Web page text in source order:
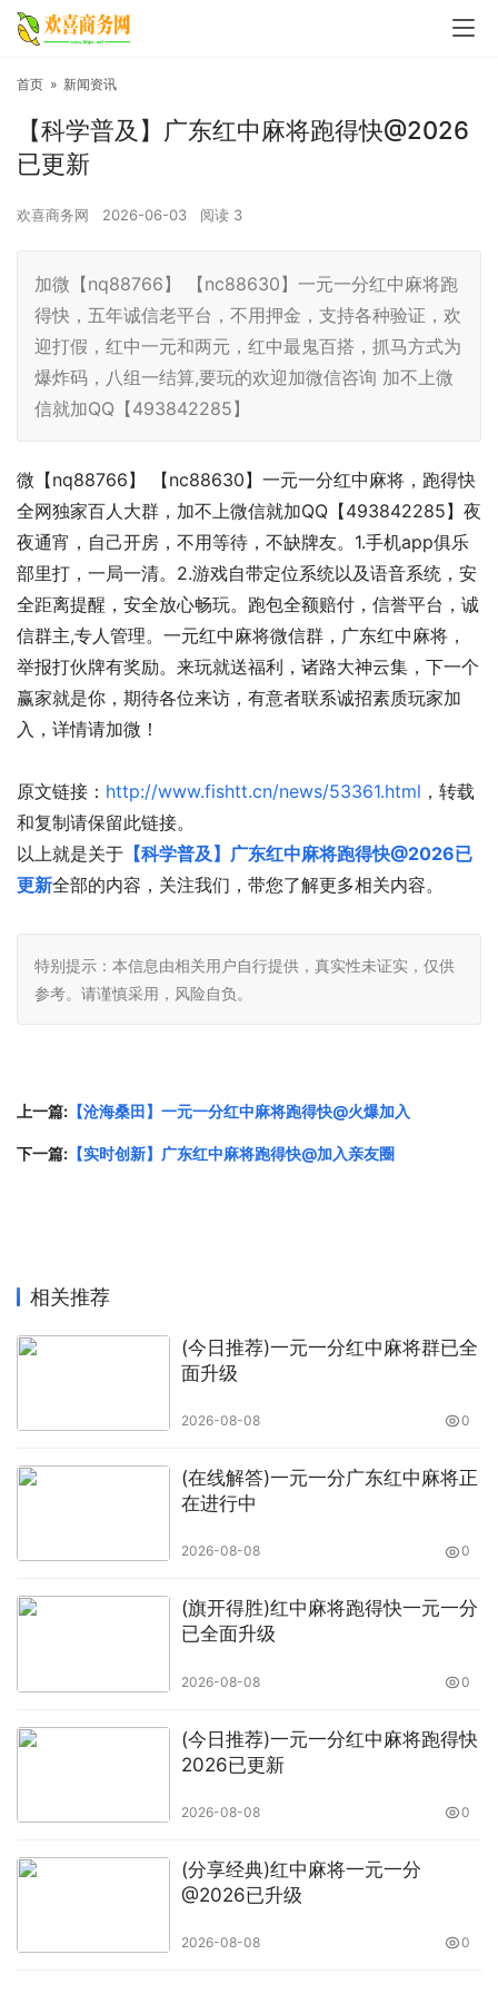
首页 » 新闻资讯
【科学普及】广东红中麻将跑得快@2026
已更新
欢喜商务网 2026-06-03 阅读 3
加微【nq88766】 【nc88630】一元一分红中麻将跑
得快，五年诚信老平台，不用押金，支持各种验证，欢
迎打假，红中一元和两元，红中最鬼百搭，抓马方式为
爆炸码，八组一结算,要玩的欢迎加微信咨询 加不上微
信就加QQ【493842285】
微【nq88766】 【nc88630】一元一分红中麻将，跑得快
全网独家百人大群，加不上微信就加QQ【493842285】夜
夜通宵，自己开房，不用等待，不缺牌友。1.手机app俱乐
部里打，一局一清。2.游戏自带定位系统以及语音系统，安
全距离提醒，安全放心畅玩。跑包全额赔付，信誉平台，诚
信群主,专人管理。一元红中麻将微信群，广东红中麻将，
举报打伙牌有奖励。来玩就送福利，诸路大神云集，下一个
赢家就是你，期待各位来访，有意者联系诚招素质玩家加
入，详情请加微！
原文链接： http://www.fishtt.cn/news/53361.html ，转载
和复制请保留此链接。
以上就是关于 【科学普及】广东红中麻将跑得快@2026已
更新全部的内容，关注我们，带您了解更多相关内容。
特别提示：本信息由相关用户自行提供，真实性未证实，仅供
参考。请谨慎采用，风险自负。
上一篇: 【沧海桑田】一元一分红中麻将跑得快@火爆加入
下一篇: 【实时创新】广东红中麻将跑得快@加入亲友圈
相关推荐
(今日推荐)一元一分红中麻将群已全
面升级
2026-08-08 0
(在线解答)一元一分广东红中麻将正
在进行中
2026-08-08 0
(旗开得胜)红中麻将跑得快一元一分
已全面升级
2026-08-08 0
(今日推荐)一元一分红中麻将跑得快
2026已更新
2026-08-08 0
(分享经典)红中麻将一元一分
@2026已升级
2026-08-08 0